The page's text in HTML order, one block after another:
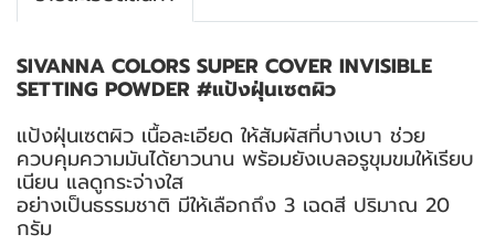
SIVANNA COLORS SUPER COVER INVISIBLE
SETTING POWDER #แป้งฝุ่นเซตผิว
แป้งฝุ่นเซตผิว เนื้อละเอียด ให้สัมผัสที่บางเบา ช่วย
ควบคุมความมันได้ยาวนาน พร้อมยังเบลอรูขุมขมให้เรียบ
เนียน แลดูกระจ่างใส
อย่างเป็นธรรมชาติ มีให้เลือกถึง 3 เฉดสี ปริมาณ 20
กรัม